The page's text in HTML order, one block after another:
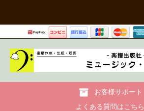
お客様サポート
よくある質問はこちら